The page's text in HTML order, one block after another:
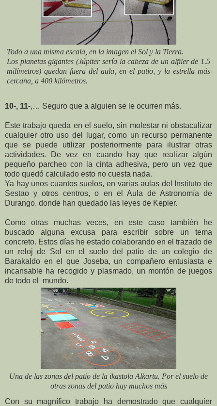
Todo a una misma escala, en la imagen el Sol y la Tierra.
Los planetas gigantes (Júpiter sería la cabeza de un alfiler de 1.5
milímetros) quedan fuera del aula, en el patio, y la estrella más
cercana, a 400 kilómetros.
10-, 11-,… Seguro que a alguien se le ocurren más.
Este trabajo queda en el suelo, sin molestar ni obstaculizar
cualquier otro uso del lugar, como un recurso permanente
que se puede utilizar posteriormente para ilustrar otras
actividades. De vez en cuando hay que realizar algún
pequeño parcheo con la cinta adhesiva, pero un vez que
todo quedó calculado esto no cuesta nada.
Ya hay unos cuantos suelos, en varias aulas del Instituto de
Sestao y otros centros, o en el Aula de Astronomía de
Durango, donde han quedado las leyes de Kepler.
Como otras muchas veces, en este caso también he
buscado alguna excusa para escribir sobre un tema
concreto. Estos días he estado colaborando en el trazado de
un reloj de Sol en el suelo del patio de un colegio de
Barakaldo en el que Joseba, un compañero entusiasta e
incansable ha recogido y plasmado, un montón de juegos
de todo el mundo.
Una de las zonas del patio de la ikastola Alkartu. Por el suelo de
otras zonas del patio hay muchos más
Con su magnífico trabajo ha demostrado que cualquier